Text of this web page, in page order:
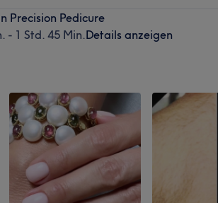
Precision Pedicure
- 1 Std. 45 Min.Details anzeigen